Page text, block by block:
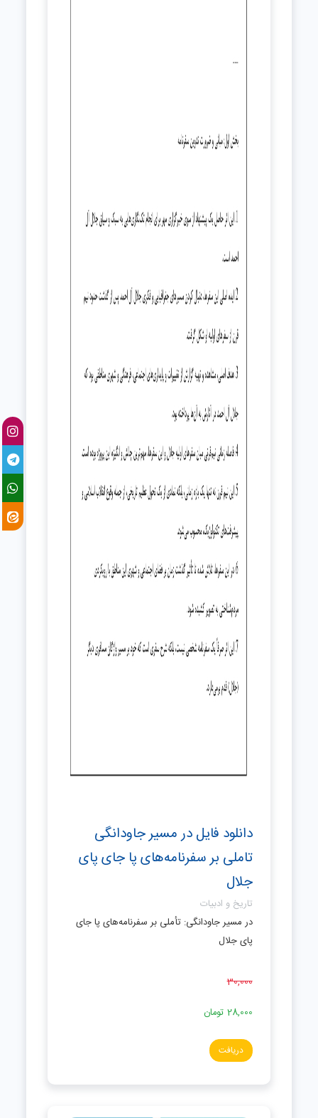
دانلود فایل در مسیر جاودانگی
تاملی بر سفرنامه‌های پا جای پای
جلال
تاریخ و ادبیات
در مسیر جاودانگی: تأملی بر سفرنامه‌های پا جای
پای جلال
30,000
28,000 تومان
دریافت